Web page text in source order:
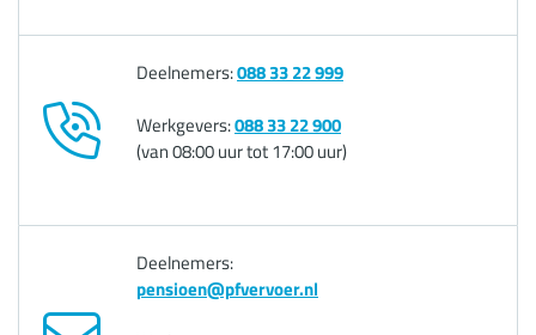
Deelnemers:088 33 22 999
Werkgevers:088 33 22 900
(van 08:00 uur tot 17:00 uur)
Deelnemers:
pensioen@pfvervoer.nl